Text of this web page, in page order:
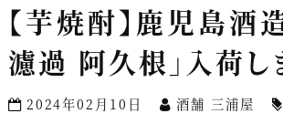
【芋焼酎】鹿児島酒
濾過 阿久根」入荷し
2024年02月10日 酒舗 三浦屋